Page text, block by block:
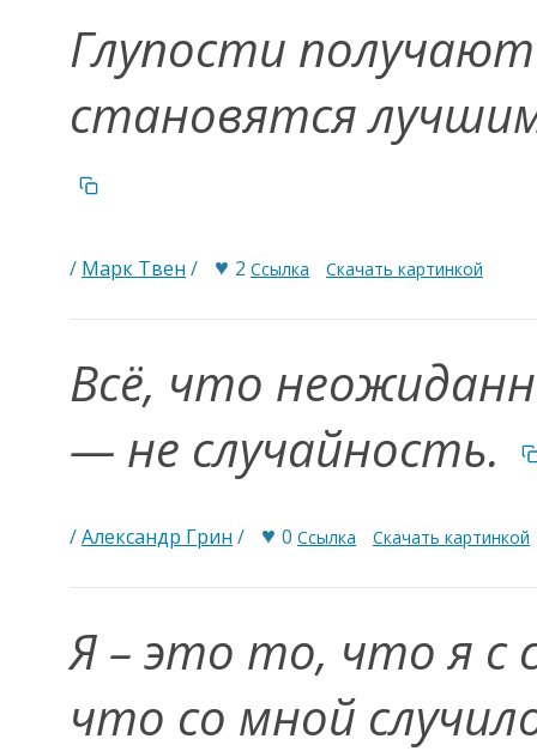
Глупости
становятся
/ Марк Твен / ♥ 2 Ссылка Скачать картинкой
Всё, что
— не случайность.
/Александр Грин / ♥ 0 Ссылка Скачать картинкой
Я – это то, что я с
что со мной